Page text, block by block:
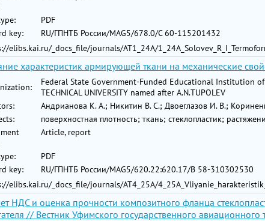
PDF
key:
RU/ГПНТБ России/MAG5/678.0/С 60-115201432
elibs.kai.ru/_docs_file/journals/АТ1_24A/
характеристик армирующей ткани на механические
Federal State Government-Funded Educational Institution of
TECHNICAL UNIVERSITY named after A.N.TUPOLEV
Андрианова К. А.; Никитин В. С.; Двоеглазов И. В.;
поверхностная плотность; ткань; стеклопластик;
Article, report
PDF
key:
RU/ГПНТБ России/MAG5/620.22:620.17/В 58-310302530
elibs.kai.ru/_docs_file/journals/АТ4_25A/
НДС и оценка прочности композитного фланца
// Вестник Уфимского государственного